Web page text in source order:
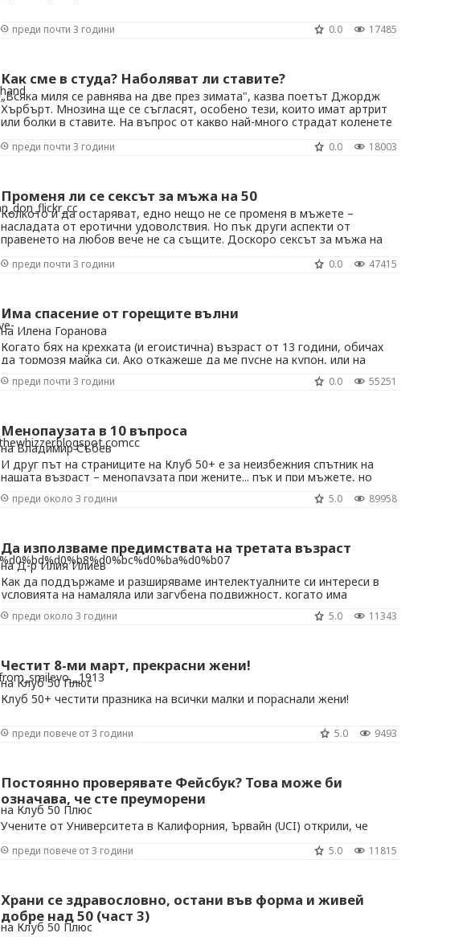
преди почти 3 години 17485
0.0
Как сме в студа? Наболяват ли ставите?
„Всяка миля се равнява на две през зимата", казва поетът Джордж
Хърбърт. Мнозина ще се съгласят, особено тези, които имат артрит
или болки в ставите. На въпрос от какво най-много страдат коленете
и глезените им, 42 на сто от хората над 50 в този сезон сочат студа.
Но може ли това да е основната причина за ...
преди почти 3 години 18003
0.0
Променя ли се сексът за мъжа на 50
Колкото и да остаряват, едно нещо не се променя в мъжете –
насладата от еротични удоволствия. Но пък други аспекти от
правенето на любов вече не са същите. Доскоро сексът за мъжа на
50 е бил като играта на футбол – сръчни пасове, виртуозни
изпълнения и точни попадения. Днес обаче енергичното физическо ...
преди почти 3 години 47415
0.0
Има спасение от горещите вълни
на Илена Горанова
Когато бях на крехката (и егоистична) възраст от 13 години, обичах
да тормозя майка си. Ако откажеше да ме пусне на купон, или на
екскурзия, използвах безсърдечно новооткрития си коз. „Ти май
навлизаш в критическата и ставаш заядлива.“ След това със
преди почти 3 години 55251
0.0
Менопаузата в 10 въпроса
на Владимир Събев
И друг път на страниците на Клуб 50+ е за неизбежния спътник на
нашата възраст – менопаузата при жените... пък и при мъжете, но
това е все пак различен въпрос. И сигурно още много пъти ще става
дума – различните гледни точки помагат да опознаем проблема от
преди около 3 години 89958
5.0
Да използваме предимствата на третата възраст
на Д-р Илия Илиев
Как да поддържаме и разширяваме интелектуалните си интереси в
условията на намаляла или загубена подвижност, когато има
недостиг на сили и средства за посещения на театри, кина, танцови
зали и курсове за придобиване на нови знания?
преди около 3 години 11343
5.0
Честит 8-ми март, прекрасни жени!
на Клуб 50 Плюс
Клуб 50+ честити празника на всички малки и пораснали жени!
преди повече от 3 години 9493
5.0
Постоянно проверявате Фейсбук? Това може би
означава, че сте преуморени
на Клуб 50 Плюс
Учените от Университета в Калифорния, Ървайн (UCI) открили, че
лишавенето от здрав сън води до повишаване на онлайн активноста
преди повече от 3 години 11815
5.0
Храни се здравословно, остани във форма и живей
добре над 50 (част 3)
на Клуб 50 Плюс